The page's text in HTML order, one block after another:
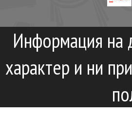
Информация на
характер и ни